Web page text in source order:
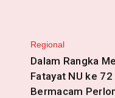
Regional
Dalam Rangka
Fatayat NU ke 72
Bermacam